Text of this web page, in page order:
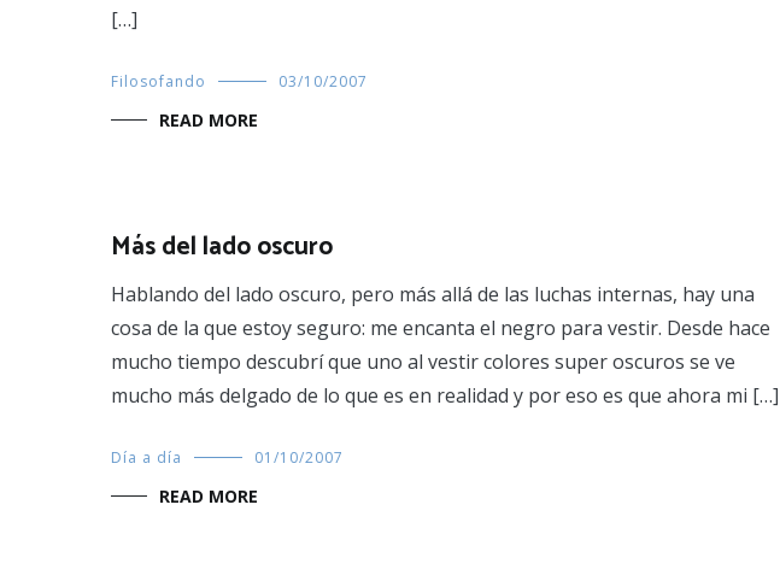
[…]
Filosofando 03/10/2007
READ MORE
Más del lado oscuro
Hablando del lado oscuro, pero más allá de las luchas internas, hay una
cosa de la que estoy seguro: me encanta el negro para vestir. Desde hace
mucho tiempo descubrí que uno al vestir colores super oscuros se ve
mucho más delgado de lo que es en realidad y por eso es que ahora mi […]
Día a día 01/10/2007
READ MORE